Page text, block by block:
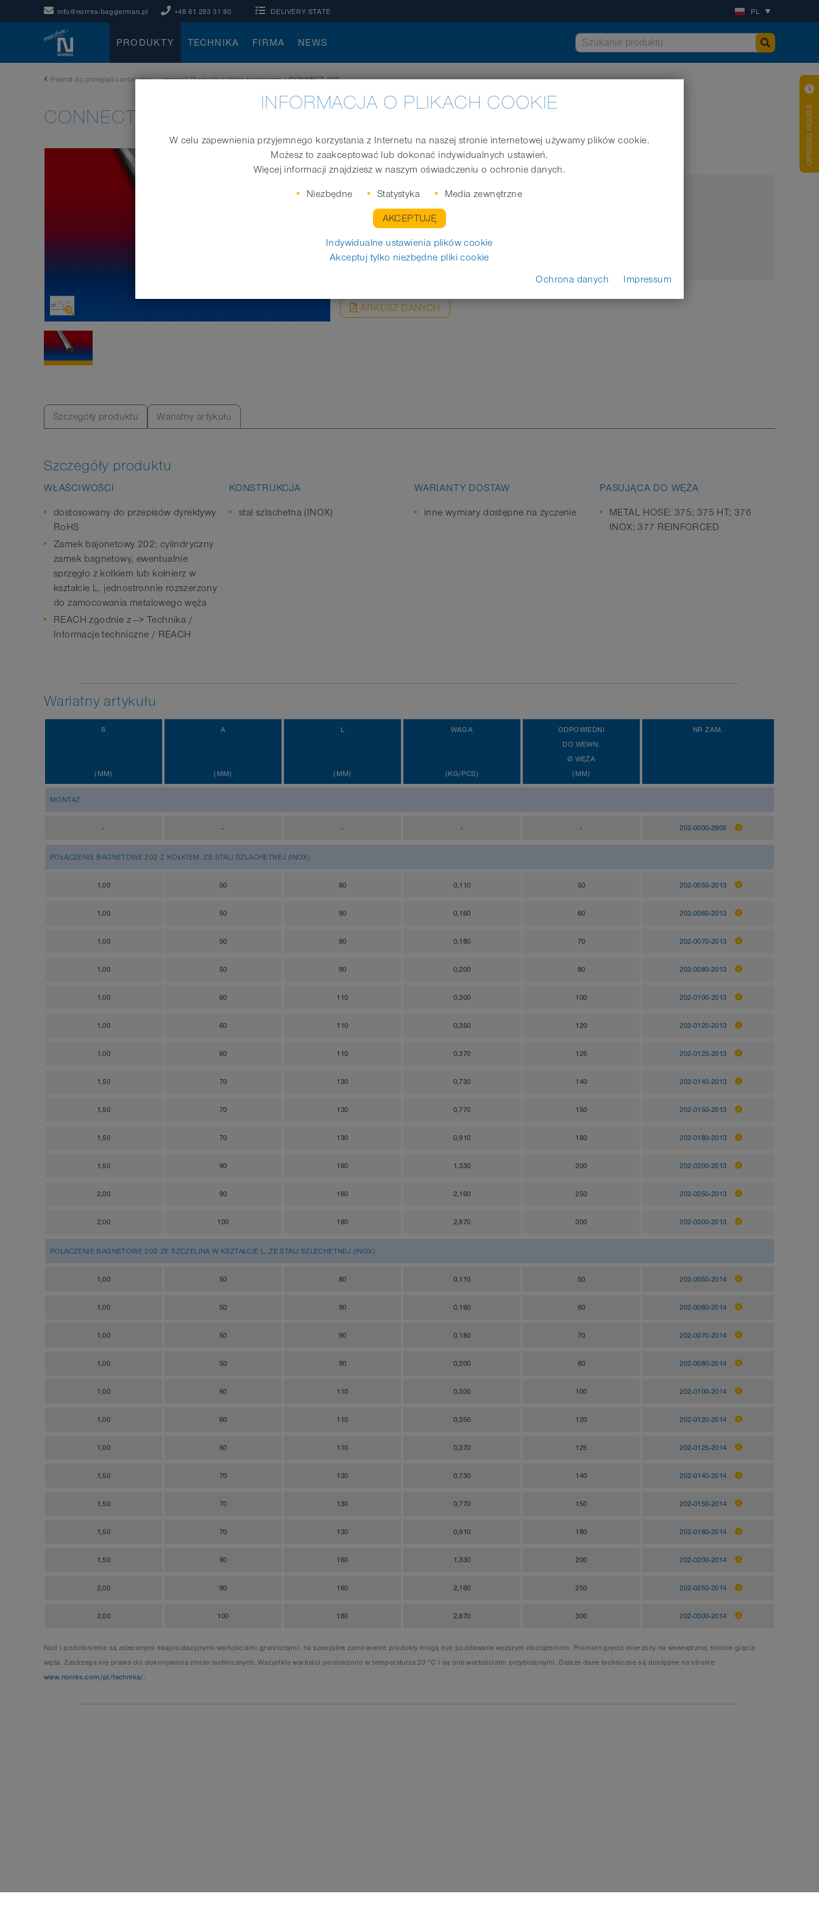
info@norres-baggerman.pl +48 61 293 31 80 DELIVERY STATE PL
PRODUKTY TECHNIKA FIRMA NEWS
Powrót do przeglądu artykułów Home | Produkty | Węże techniczne | CONNECT 202
CONNECT 202
Elementy do połączenia i mocowania węży metalowych
odpowiedni do wewn. Ø węża
ZAPYTANIE
ARKUSZ DANYCH
Szczegóły produktu Wariatny artykułu
Szczegóły produktu
WŁAŚCIWOŚCI
dostosowany do przepisów dyrektywy
RoHS
Zamek bajonetowy 202: cylindryczny
zamek bagnetowy, ewentualnie
sprzęgło z kołkiem lub kołnierz w
kształcie L, jednostronnie rozszerzony
do zamocowania metalowego węża
REACH zgodnie z --> Technika /
Informacje techniczne / REACH
KONSTRUKCJA
stal szlachetna (INOX)
WARIANTY DOSTAW
inne wymiary dostępne na życzenie
PASUJĄCA DO WĘŻA
METAL HOSE: 375; 375 HT; 376
INOX; 377 REINFORCED
Wariatny artykułu
S
(MM)
A
(MM)
L
(MM)
WAGA
(KG/PCS)
ODPOWIEDNI
DO WEWN.
Ø WĘŻA
(MM)
NR ZAM.
MONTAŻ
- - - - - 202-0000-2905
POŁĄCZENIE BAGNETOWE 202 Z KOŁKIEM, ZE STALI SZLACHETNEJ (INOX)
1,00 50 80 0,110 50 202-0050-2013
1,00 50 90 0,160 60 202-0060-2013
1,00 50 90 0,180 70 202-0070-2013
1,00 50 90 0,200 80 202-0080-2013
1,00 60 110 0,300 100 202-0100-2013
1,00 60 110 0,350 120 202-0120-2013
1,00 60 110 0,370 125 202-0125-2013
1,50 70 130 0,730 140 202-0140-2013
1,50 70 130 0,770 150 202-0150-2013
1,50 70 130 0,910 180 202-0180-2013
1,50 90 160 1,330 200 202-0200-2013
2,00 90 160 2,160 250 202-0250-2013
2,00 100 180 2,870 300 202-0300-2013
POŁĄCZENIE BAGNETOWE 202 ZE SZCZELINĄ W KSZTAŁCIE L, ZE STALI SZLECHETNEJ (INOX)
1,00 50 80 0,110 50 202-0050-2014
1,00 50 90 0,160 60 202-0060-2014
1,00 50 90 0,180 70 202-0070-2014
1,00 50 90 0,200 80 202-0080-2014
1,00 60 110 0,300 100 202-0100-2014
1,00 60 110 0,350 120 202-0120-2014
1,00 60 110 0,370 125 202-0125-2014
1,50 70 130 0,730 140 202-0140-2014
1,50 70 130 0,770 150 202-0150-2014
1,50 70 130 0,910 180 202-0180-2014
1,50 90 160 1,330 200 202-0200-2014
2,00 90 160 2,160 250 202-0250-2014
2,00 100 180 2,870 300 202-0300-2014
Nad i podciśnienie są zalecanymi eksploatacyjnymi wartościami granicznymi, na specjalne zamówienie produkty mogą być poddawane wyższym obciążeniom. Promień gięcia mierzony na wewnętrznej stronie gięcia
węża. Zastrzega się prawo do dokonywania zmian technicznych. Wszystkie wartości pomierzono w temperaturze 20 °C i są one wartościami przybliżonymi. Dalsze dane techniczne są dostępne na stronie
www.norres.com/pl/technika/.
OPENING HOURS
INFORMACJA O PLIKACH COOKIE
W celu zapewnienia przyjemnego korzystania z Internetu na naszej stronie internetowej używamy plików cookie.
Możesz to zaakceptować lub dokonać indywidualnych ustawień.
Więcej informacji znajdziesz w naszym oświadczeniu o ochronie danych.
Niezbędne Statystyka Media zewnętrzne
AKCEPTUJĘ
Indywidualne ustawienia plików cookie
Akceptuj tylko niezbędne pliki cookie
Ochrona danych
Impressum